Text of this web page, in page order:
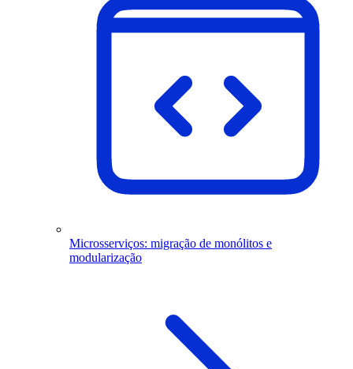
Microsserviços: migração de monólitos e
modularização